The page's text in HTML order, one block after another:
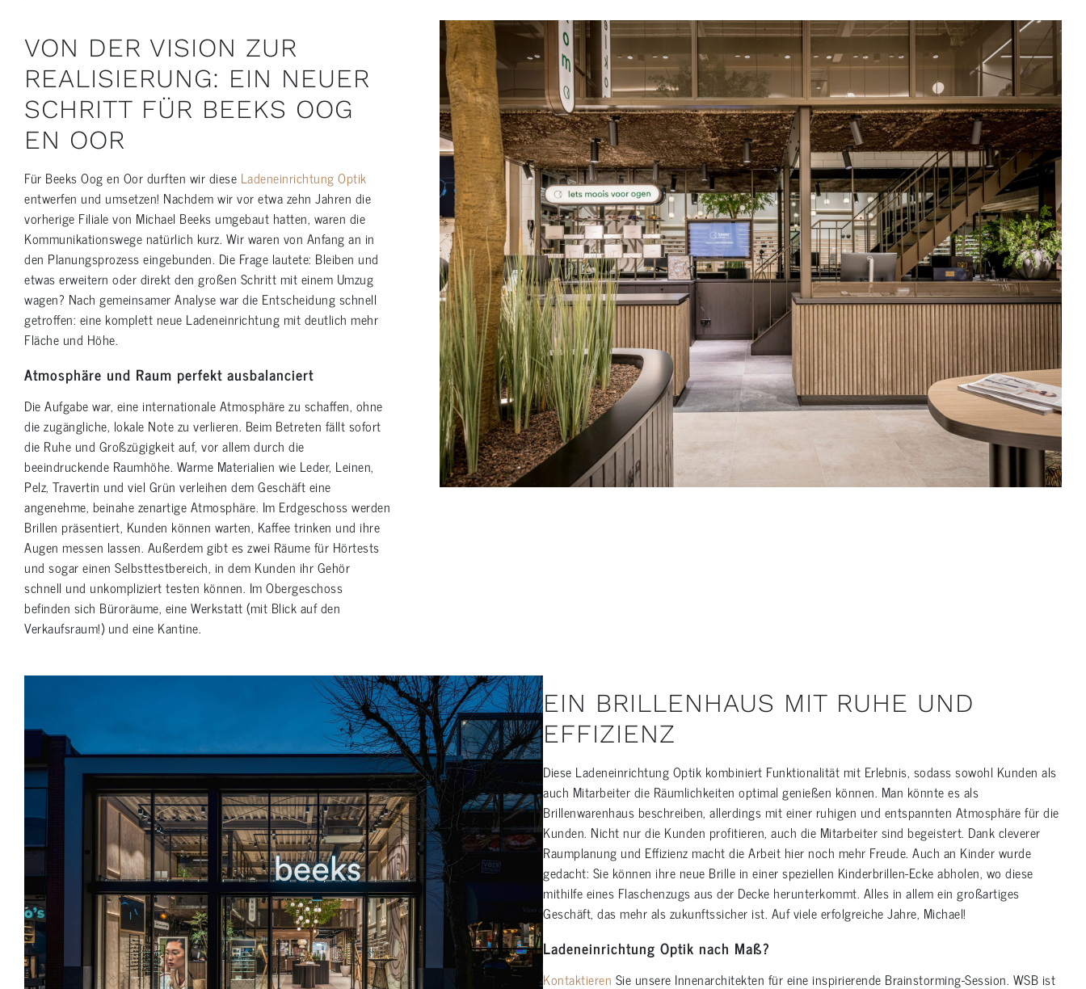
VON DER VISION ZUR
REALISIERUNG: EIN NEUER
SCHRITT FÜR BEEKS OOG
EN OOR
Für Beeks Oog en Oor durften wir diese Ladeneinrichtung Optik
entwerfen und umsetzen! Nachdem wir vor etwa zehn Jahren die
vorherige Filiale von Michael Beeks umgebaut hatten, waren die
Kommunikationswege natürlich kurz. Wir waren von Anfang an in
den Planungsprozess eingebunden. Die Frage lautete: Bleiben und
etwas erweitern oder direkt den großen Schritt mit einem Umzug
wagen? Nach gemeinsamer Analyse war die Entscheidung schnell
getroffen: eine komplett neue Ladeneinrichtung mit deutlich mehr
Fläche und Höhe.
Atmosphäre und Raum perfekt ausbalanciert
Die Aufgabe war, eine internationale Atmosphäre zu schaffen, ohne
die zugängliche, lokale Note zu verlieren. Beim Betreten fällt sofort
die Ruhe und Großzügigkeit auf, vor allem durch die
beeindruckende Raumhöhe. Warme Materialien wie Leder, Leinen,
Pelz, Travertin und viel Grün verleihen dem Geschäft eine
angenehme, beinahe zenartige Atmosphäre. Im Erdgeschoss werden
Brillen präsentiert, Kunden können warten, Kaffee trinken und ihre
Augen messen lassen. Außerdem gibt es zwei Räume für Hörtests
und sogar einen Selbsttestbereich, in dem Kunden ihr Gehör
schnell und unkompliziert testen können. Im Obergeschoss
befinden sich Büroräume, eine Werkstatt (mit Blick auf den
Verkaufsraum!) und eine Kantine.
EIN BRILLENHAUS MIT RUHE UND
EFFIZIENZ
Diese Ladeneinrichtung Optik kombiniert Funktionalität mit Erlebnis, sodass sowohl Kunden als
auch Mitarbeiter die Räumlichkeiten optimal genießen können. Man könnte es als
Brillenwarenhaus beschreiben, allerdings mit einer ruhigen und entspannten Atmosphäre für die
Kunden. Nicht nur die Kunden profitieren, auch die Mitarbeiter sind begeistert. Dank cleverer
Raumplanung und Effizienz macht die Arbeit hier noch mehr Freude. Auch an Kinder wurde
gedacht: Sie können ihre neue Brille in einer speziellen Kinderbrillen-Ecke abholen, wo diese
mithilfe eines Flaschenzugs aus der Decke herunterkommt. Alles in allem ein großartiges
Geschäft, das mehr als zukunftssicher ist. Auf viele erfolgreiche Jahre, Michael!
Ladeneinrichtung Optik nach Maß?
Kontaktieren Sie unsere Innenarchitekten für eine inspirierende Brainstorming-Session. WSB ist